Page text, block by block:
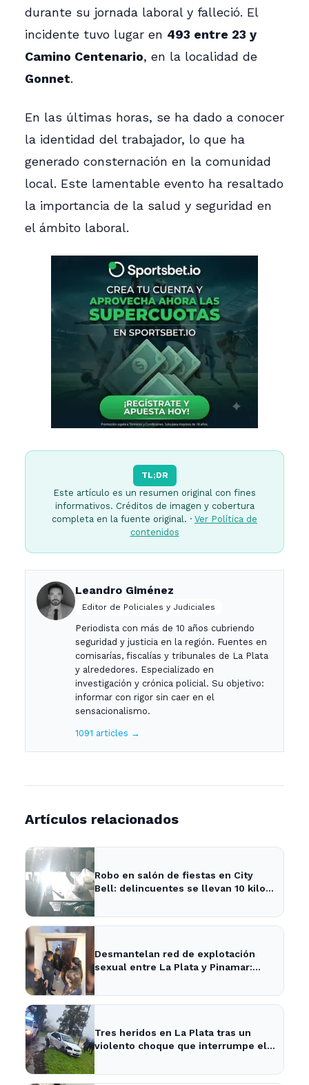
durante su jornada laboral y falleció. El
incidente tuvo lugar en 493 entre 23 y
Camino Centenario, en la localidad de
Gonnet.
En las últimas horas, se ha dado a conocer
la identidad del trabajador, lo que ha
generado consternación en la comunidad
local. Este lamentable evento ha resaltado
la importancia de la salud y seguridad en
el ámbito laboral.
TL;DR
Este artículo es un resumen original con fines
informativos. Créditos de imagen y cobertura
completa en la fuente original. · Ver Política de
contenidos
Leandro Giménez
Editor de Policiales y Judiciales
Periodista con más de 10 años cubriendo
seguridad y justicia en la región. Fuentes en
comisarías, fiscalías y tribunales de La Plata
y alrededores. Especializado en
investigación y crónica policial. Su objetivo:
informar con rigor sin caer en el
sensacionalismo.
1091 articles →
Artículos relacionados
Robo en salón de fiestas en City
Bell: delincuentes se llevan 10 kilos
Desmantelan red de explotación
sexual entre La Plata y Pinamar:
Tres heridos en La Plata tras un
violento choque que interrumpe el